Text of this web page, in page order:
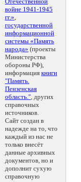
войне 1941-1945
гг.»,
государственной
информационной
системы «Память
народа» (проекты
Министерства
обороны РФ),
информация книги
"Память.
Пензенская
область.", других
справочных
источников.
Сайт создан в
надежде на то, что
каждый из нас не
только внесёт
данные архивных
документов, но и
дополнит сухую
справочную